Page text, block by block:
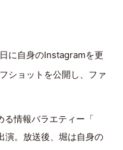
に自身のInstagramを更
ショットを公開し、ファ
る情報バラエティー「
演。放送後、堀は自身の